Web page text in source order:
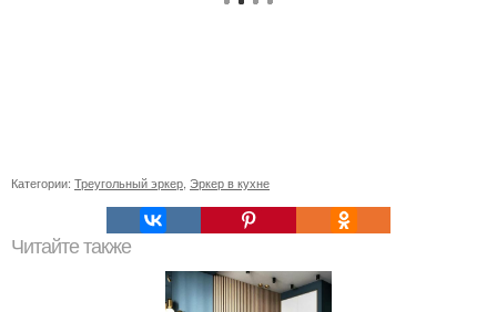
Категории: Треугольный эркер Эркер в кухне
Читайте также